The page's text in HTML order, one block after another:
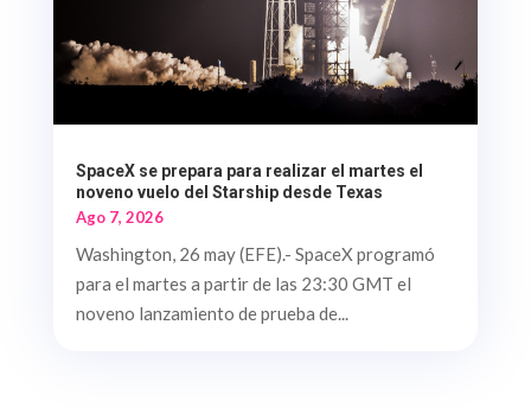
SpaceX se prepara para realizar el martes el
noveno vuelo del Starship desde Texas
Ago 7, 2026
Washington, 26 may (EFE).- SpaceX programó
para el martes a partir de las 23:30 GMT el
noveno lanzamiento de prueba de...